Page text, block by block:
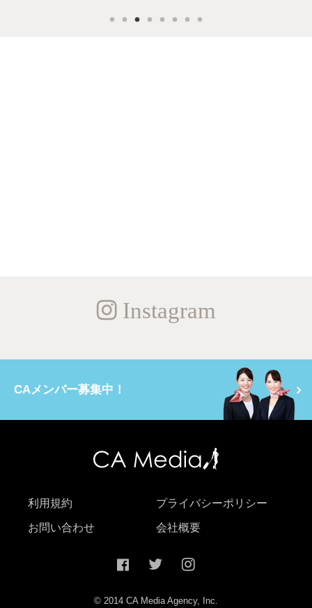
Instagram
CAメンバー募集中！
利用規約 プライバシーポリシー
お問い合わせ 会社概要
© 2014 CA Media Agency, Inc.